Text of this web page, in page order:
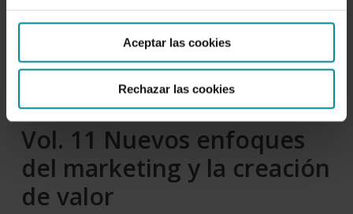
Aceptar las cookies
Rechazar las cookies
Vol. 11 Nuevos enfoques
del marketing y la creación
de valor